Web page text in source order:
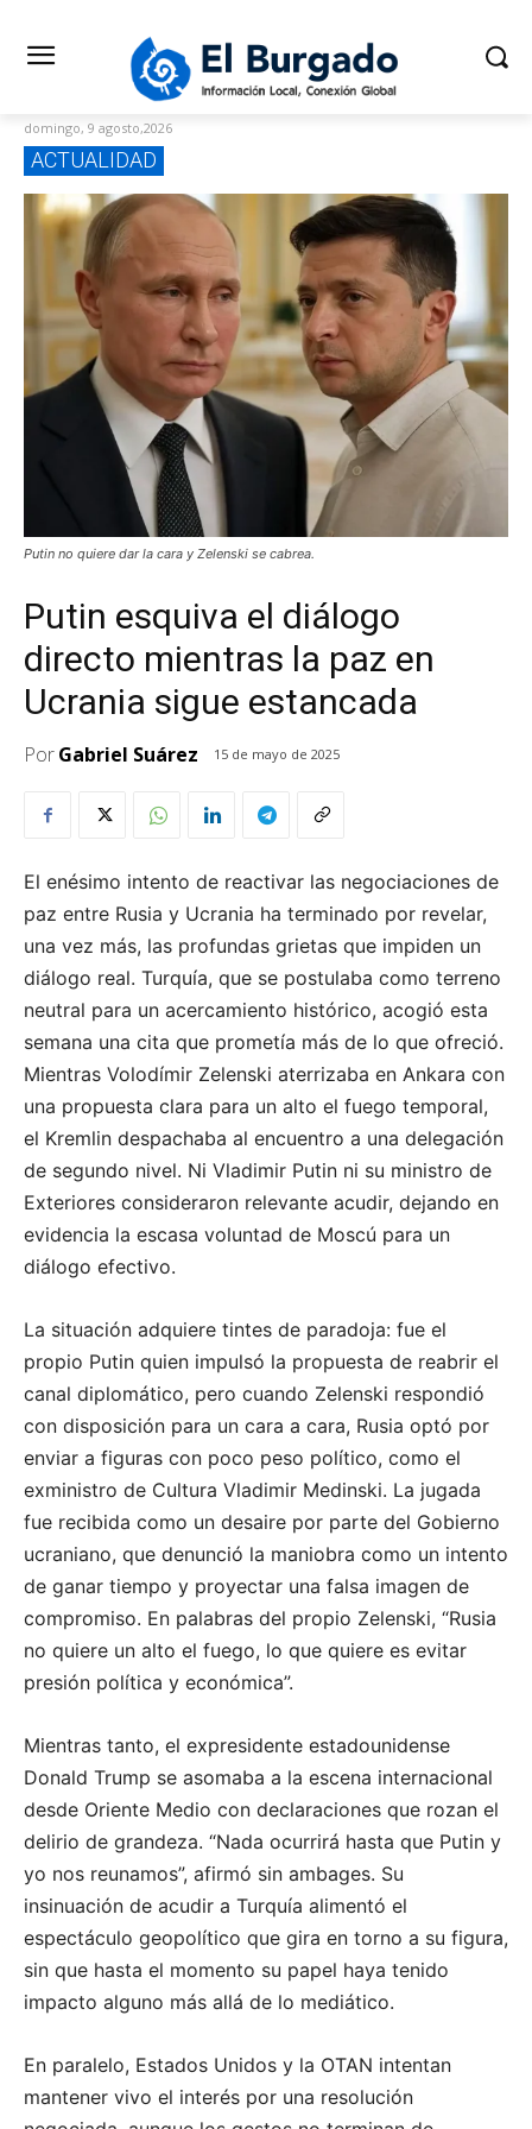
domingo, 9 agosto,2026
ACTUALIDAD
Putin no quiere dar la cara y Zelenski se cabrea.
Putin esquiva el diálogo
directo mientras la paz en
Ucrania sigue estancada
PorGabriel Suárez 15 de mayo de 2025
El enésimo intento de reactivar las negociaciones de
paz entre Rusia y Ucrania ha terminado por revelar,
una vez más, las profundas grietas que impiden un
diálogo real. Turquía, que se postulaba como terreno
neutral para un acercamiento histórico, acogió esta
semana una cita que prometía más de lo que ofreció.
Mientras Volodímir Zelenski aterrizaba en Ankara con
una propuesta clara para un alto el fuego temporal,
el Kremlin despachaba al encuentro a una delegación
de segundo nivel. Ni Vladimir Putin ni su ministro de
Exteriores consideraron relevante acudir, dejando en
evidencia la escasa voluntad de Moscú para un
diálogo efectivo.
La situación adquiere tintes de paradoja: fue el
propio Putin quien impulsó la propuesta de reabrir el
canal diplomático, pero cuando Zelenski respondió
con disposición para un cara a cara, Rusia optó por
enviar a figuras con poco peso político, como el
exministro de Cultura Vladimir Medinski. La jugada
fue recibida como un desaire por parte del Gobierno
ucraniano, que denunció la maniobra como un intento
de ganar tiempo y proyectar una falsa imagen de
compromiso. En palabras del propio Zelenski, “Rusia
no quiere un alto el fuego, lo que quiere es evitar
presión política y económica”.
Mientras tanto, el expresidente estadounidense
Donald Trump se asomaba a la escena internacional
desde Oriente Medio con declaraciones que rozan el
delirio de grandeza. “Nada ocurrirá hasta que Putin y
yo nos reunamos”, afirmó sin ambages. Su
insinuación de acudir a Turquía alimentó el
espectáculo geopolítico que gira en torno a su figura,
sin que hasta el momento su papel haya tenido
impacto alguno más allá de lo mediático.
En paralelo, Estados Unidos y la OTAN intentan
mantener vivo el interés por una resolución